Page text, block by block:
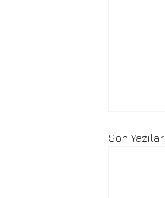
Son Yazılar